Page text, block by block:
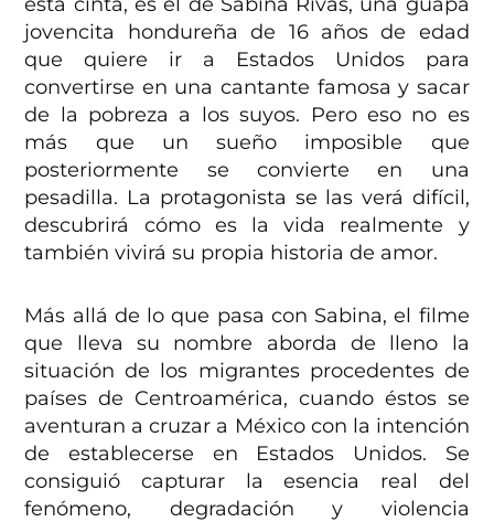
jovencita hondureña de 16 años de edad
que quiere ir a Estados Unidos para
convertirse en una cantante famosa y sacar
de la pobreza a los suyos. Pero eso no es
más que un sueño imposible que
posteriormente se convierte en una
pesadilla. La protagonista se las verá difícil,
descubrirá cómo es la vida realmente y
también vivirá su propia historia de amor.
Más allá de lo que pasa con Sabina, el filme
que lleva su nombre aborda de lleno la
situación de los migrantes procedentes de
países de Centroamérica, cuando éstos se
aventuran a cruzar a México con la intención
de establecerse en Estados Unidos. Se
consiguió capturar la esencia real del
fenómeno, degradación y violencia